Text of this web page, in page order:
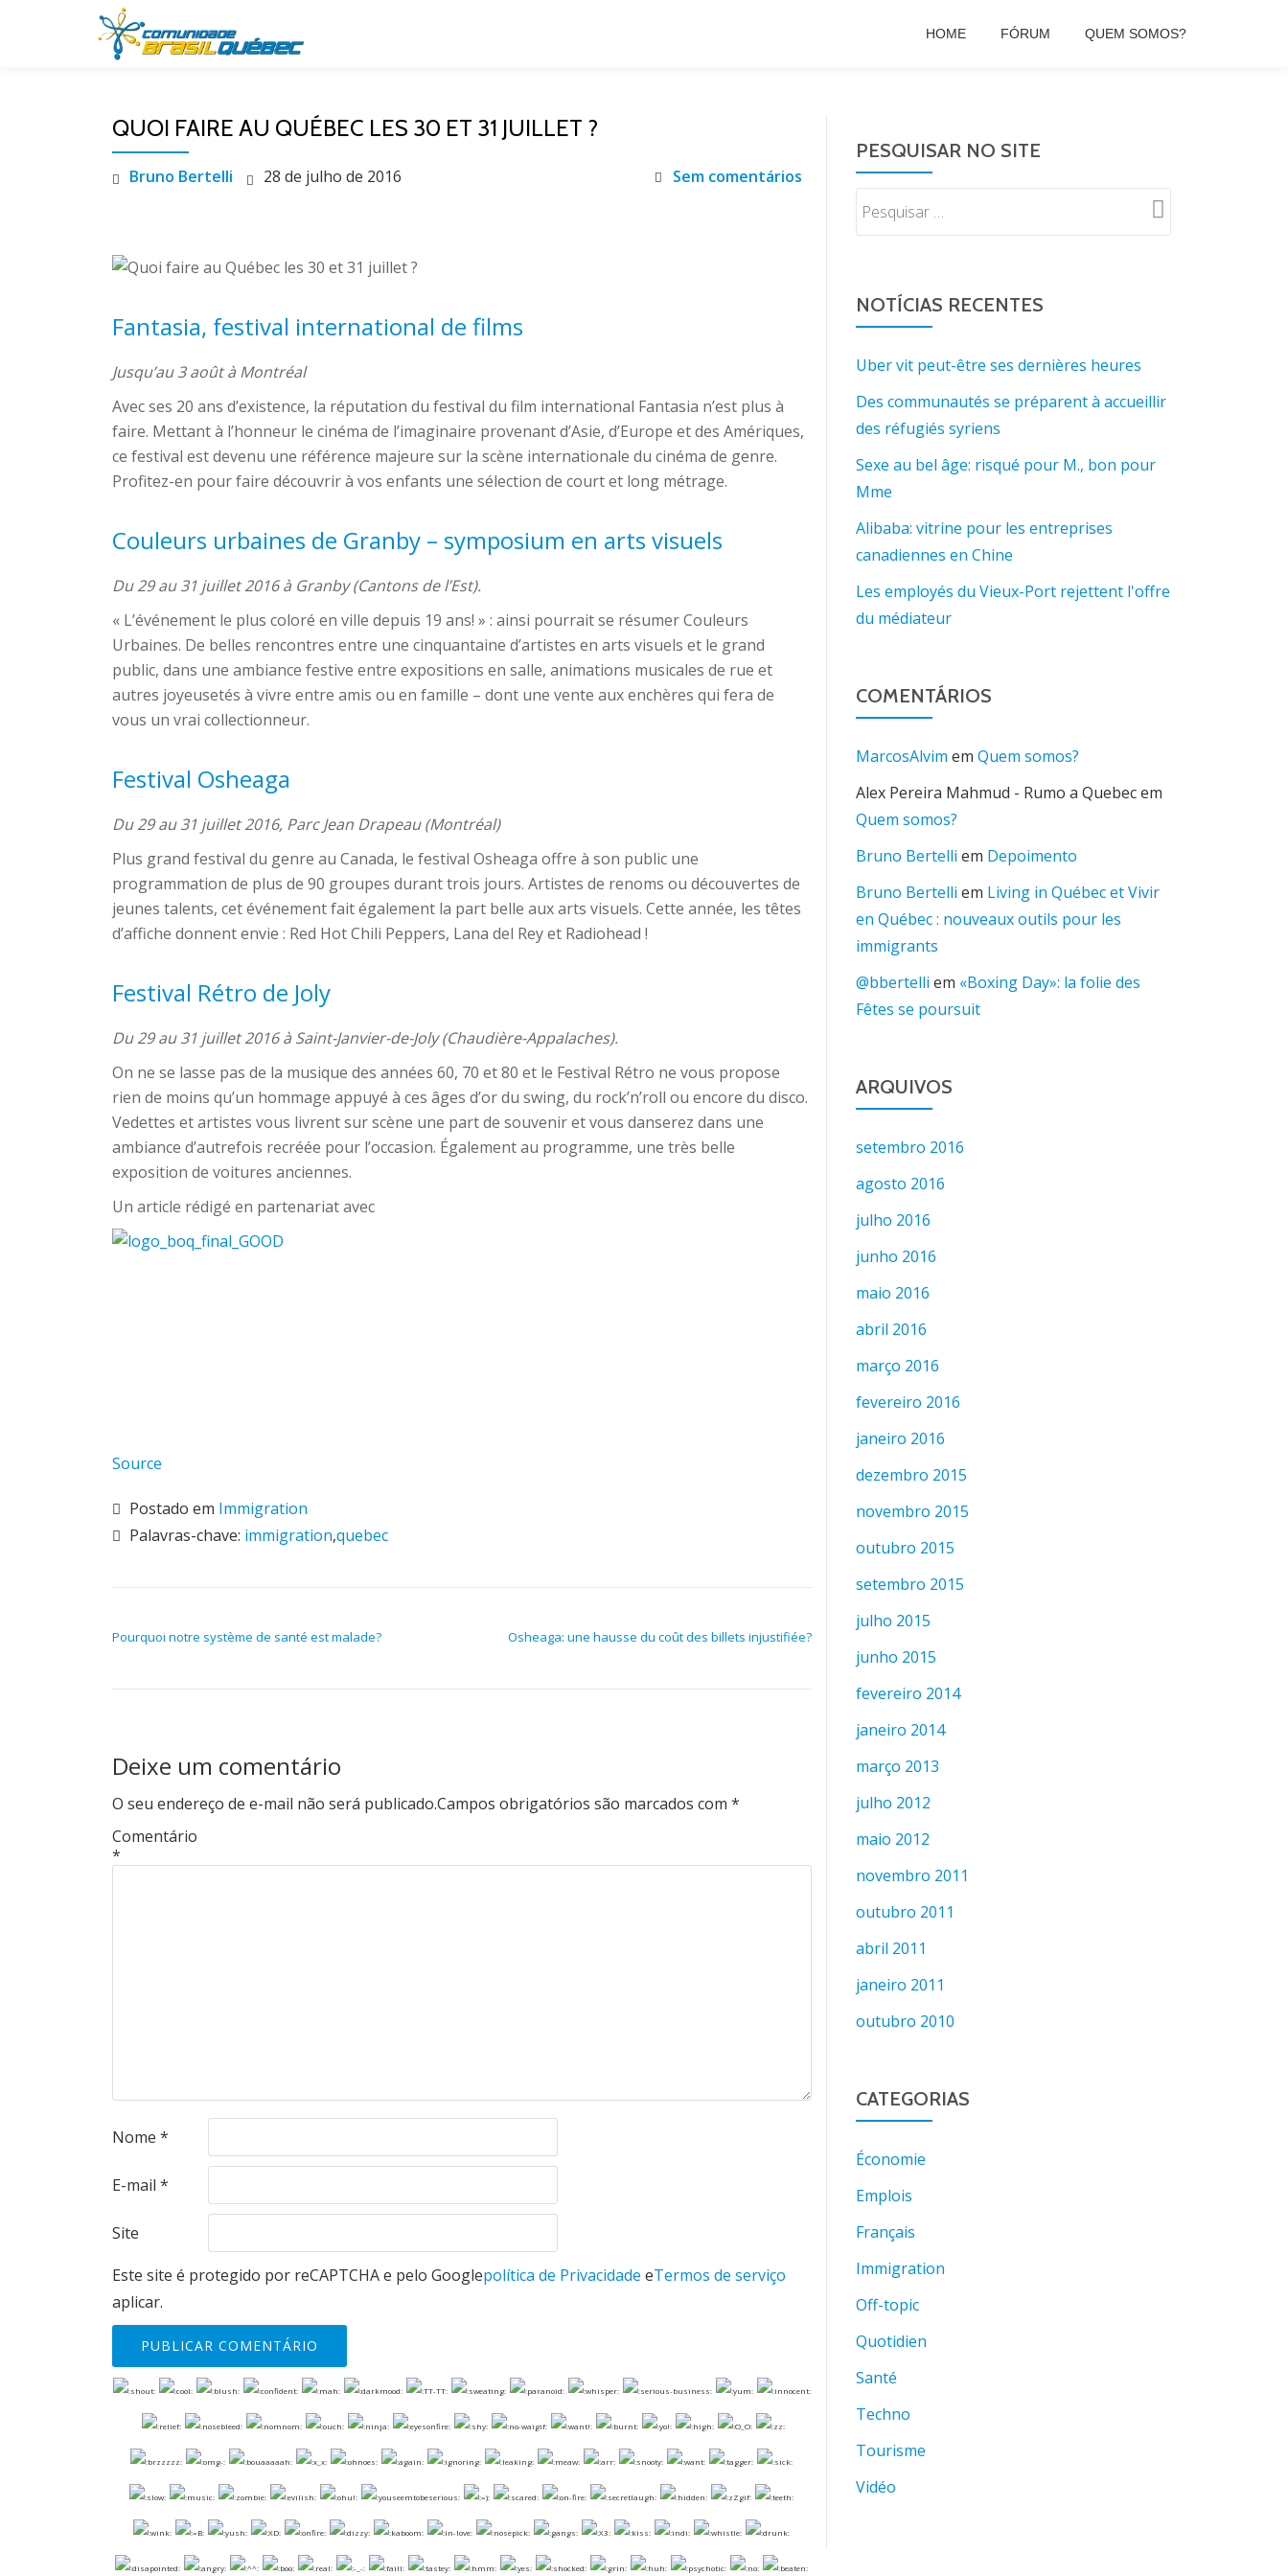
HOME FÓRUM QUEM SOMOS?
QUOI FAIRE AU QUÉBEC LES 30 ET 31 JUILLET ?
Bruno Bertelli 28 de julho de 2016 Sem comentários
Fantasia, festival international de films
Jusqu’au 3 août à Montréal
Avec ses 20 ans d’existence, la réputation du festival du film international Fantasia n’est plus à
faire. Mettant à l’honneur le cinéma de l’imaginaire provenant d’Asie, d’Europe et des Amériques,
ce festival est devenu une référence majeure sur la scène internationale du cinéma de genre.
Profitez-en pour faire découvrir à vos enfants une sélection de court et long métrage.
Couleurs urbaines de Granby – symposium en arts visuels
Du 29 au 31 juillet 2016 à Granby (Cantons de l’Est).
« L’événement le plus coloré en ville depuis 19 ans! » : ainsi pourrait se résumer Couleurs
Urbaines. De belles rencontres entre une cinquantaine d’artistes en arts visuels et le grand
public, dans une ambiance festive entre expositions en salle, animations musicales de rue et
autres joyeusetés à vivre entre amis ou en famille – dont une vente aux enchères qui fera de
vous un vrai collectionneur.
Festival Osheaga
Du 29 au 31 juillet 2016, Parc Jean Drapeau (Montréal)
Plus grand festival du genre au Canada, le festival Osheaga offre à son public une
programmation de plus de 90 groupes durant trois jours. Artistes de renoms ou découvertes de
jeunes talents, cet événement fait également la part belle aux arts visuels. Cette année, les têtes
d’affiche donnent envie : Red Hot Chili Peppers, Lana del Rey et Radiohead !
Festival Rétro de Joly
Du 29 au 31 juillet 2016 à Saint-Janvier-de-Joly (Chaudière-Appalaches).
On ne se lasse pas de la musique des années 60, 70 et 80 et le Festival Rétro ne vous propose
rien de moins qu’un hommage appuyé à ces âges d’or du swing, du rock’n’roll ou encore du disco.
Vedettes et artistes vous livrent sur scène une part de souvenir et vous danserez dans une
ambiance d’autrefois recréée pour l’occasion. Également au programme, une très belle
exposition de voitures anciennes.
Un article rédigé en partenariat avec
Source
Postado em Immigration
Palavras-chave: immigration,quebec
Pourquoi notre système de santé est malade? Osheaga: une hausse du coût des billets injustifiée?
Deixe um comentário
O seu endereço de e-mail não será publicado.Campos obrigatórios são marcados com *
Comentário
*
Nome *
E-mail *
Site
Este site é protegido por reCAPTCHA e pelo Googlepolítica de Privacidade eTermos de serviço
aplicar.
PESQUISAR NO SITE
NOTÍCIAS RECENTES
Uber vit peut-être ses dernières heures
Des communautés se préparent à accueillir
des réfugiés syriens
Sexe au bel âge: risqué pour M., bon pour
Mme
Alibaba: vitrine pour les entreprises
canadiennes en Chine
Les employés du Vieux-Port rejettent l'offre
du médiateur
COMENTÁRIOS
MarcosAlvim em Quem somos?
Alex Pereira Mahmud - Rumo a Quebecem
Quem somos?
Bruno Bertelli em Depoimento
Bruno Bertelli em Living in Québec et Vivir
en Québec : nouveaux outils pour les
immigrants
@bbertelli em «Boxing Day»: la folie des
Fêtes se poursuit
ARQUIVOS
setembro 2016
agosto 2016
julho 2016
junho 2016
maio 2016
abril 2016
março 2016
fevereiro 2016
janeiro 2016
dezembro 2015
novembro 2015
outubro 2015
setembro 2015
julho 2015
junho 2015
fevereiro 2014
janeiro 2014
março 2013
julho 2012
maio 2012
novembro 2011
outubro 2011
abril 2011
janeiro 2011
outubro 2010
CATEGORIAS
Économie
Emplois
Français
Immigration
Off-topic
Quotidien
Santé
Techno
Tourisme
Vidéo